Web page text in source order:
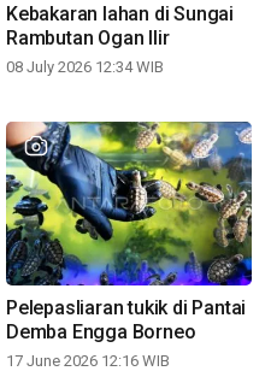
Kebakaran lahan di Sungai
Rambutan Ogan Ilir
08 July 2026 12:34 WIB
Pelepasliaran tukik di Pantai
Demba Engga Borneo
17 June 2026 12:16 WIB